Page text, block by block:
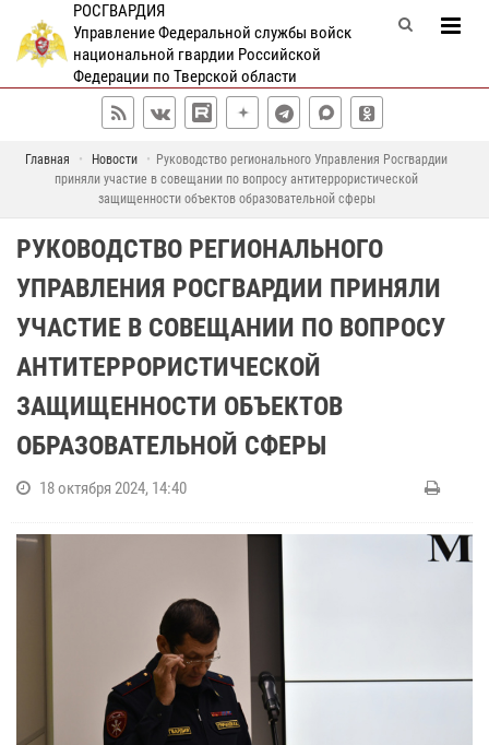
РОСГВАРДИЯ
Управление Федеральной службы войск
национальной гвардии Российской
Федерации по Тверской области
Главная Новости
Руководство регионального Управления Росгвардии
приняли участие в совещании по вопросу антитеррористической
защищенности объектов образовательной сферы
РУКОВОДСТВО РЕГИОНАЛЬНОГО
УПРАВЛЕНИЯ РОСГВАРДИИ ПРИНЯЛИ
УЧАСТИЕ В СОВЕЩАНИИ ПО ВОПРОСУ
АНТИТЕРРОРИСТИЧЕСКОЙ
ЗАЩИЩЕННОСТИ ОБЪЕКТОВ
ОБРАЗОВАТЕЛЬНОЙ СФЕРЫ
18 октября 2024, 14:40